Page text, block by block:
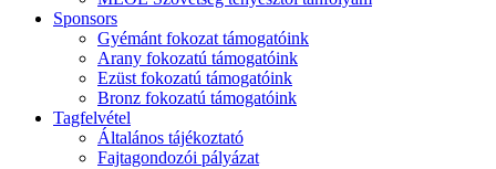
Sponsors
Gyémánt fokozat támogatóink
Arany fokozatú támogatóink
Ezüst fokozatú támogatóink
Bronz fokozatú támogatóink
Tagfelvétel
Általános tájékoztató
Fajtagondozói pályázat